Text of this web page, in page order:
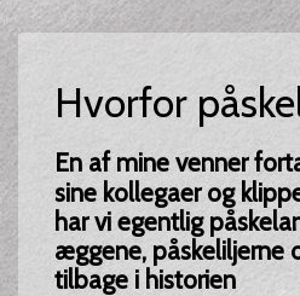
Hvorfor
En af mine venner
sine kollegaer og
har vi egentlig
æggene, påskeliljerne
tilbage i historien